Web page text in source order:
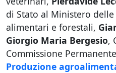
di Stato al Ministero
alimentari e forestali,
Giorgio Maria Bergesio,
Commissione Permanente
Produzione